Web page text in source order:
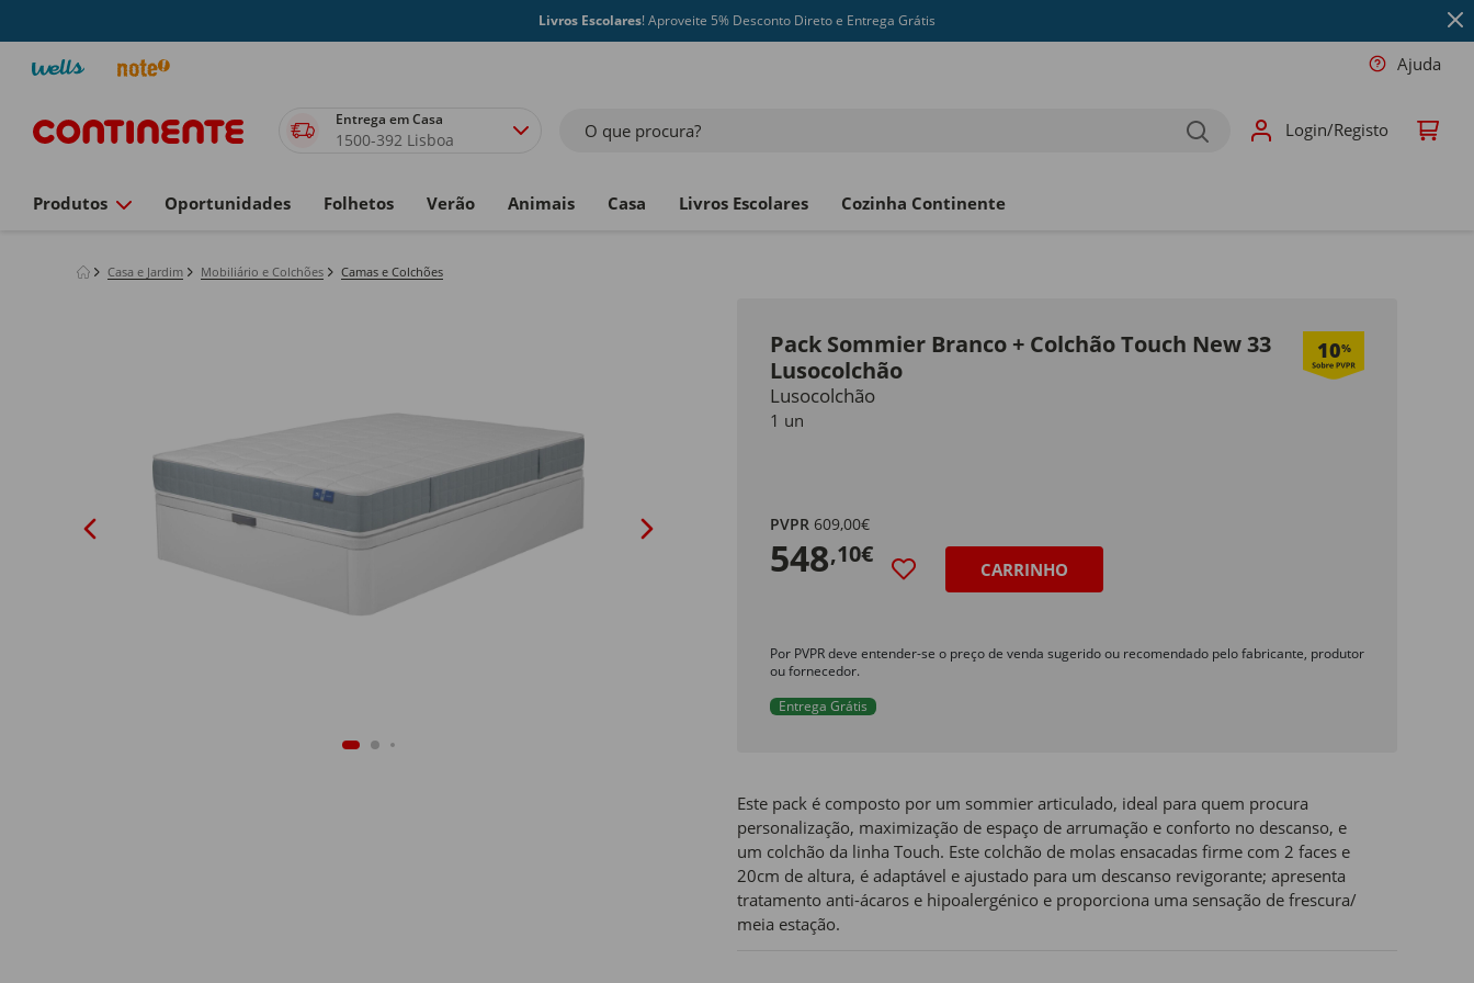
Livros Escolares! Aproveite 5% Desconto Direto e Entrega Grátis
Ajuda
Entrega em Casa
1500-392 Lisboa O que procura? Login/Registo
Produtos Oportunidades Folhetos Verão Animais Casa Livros Escolares Cozinha Continente
Casa e Jardim Mobiliário e Colchões Camas e Colchões
Pack Sommier Branco + Colchão Touch New 33
Lusocolchão
10%
Lusocolchão
1 un
PVPR 609,00€
548,10€
CARRINHO
Por PVPR deve entender-se o preço de venda sugerido ou recomendado pelo fabricante, produtor
ou fornecedor.
Entrega Grátis
Este pack é composto por um sommier articulado, ideal para quem procura
personalização, maximização de espaço de arrumação e conforto no descanso, e
um colchão da linha Touch. Este colchão de molas ensacadas firme com 2 faces e
20cm de altura, é adaptável e ajustado para um descanso revigorante; apresenta
tratamento anti-ácaros e hipoalergénico e proporciona uma sensação de frescura/
meia estação.